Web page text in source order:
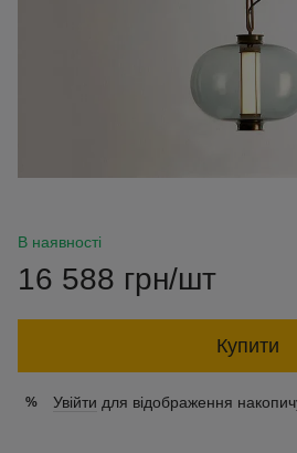
В наявності
16 588 грн/шт
Купити
% Увійти для відображення